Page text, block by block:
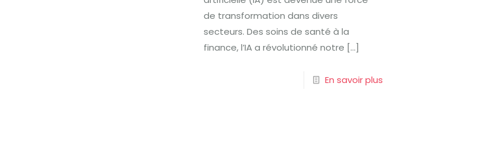
de transformation dans divers
secteurs. Des soins de santé à la
finance, l’IA a révolutionné notre […]
En savoir plus